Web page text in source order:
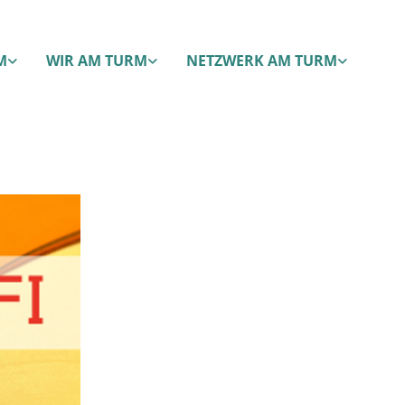
WIR AM TURM NETZWERK AM TURM